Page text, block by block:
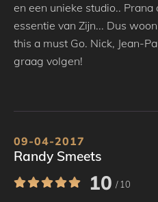
en een unieke studio..
essentie van Zijn... Dus
this a must Go. Nick, Jean-
graag volgen!
09-04-2017
Randy Smeets
10 / 10